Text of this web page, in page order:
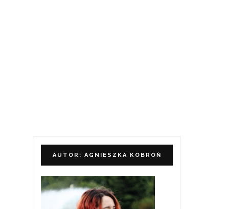
AUTOR: AGNIESZKA KOBROŃ